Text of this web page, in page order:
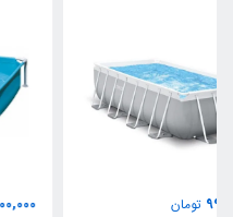
9,800,000